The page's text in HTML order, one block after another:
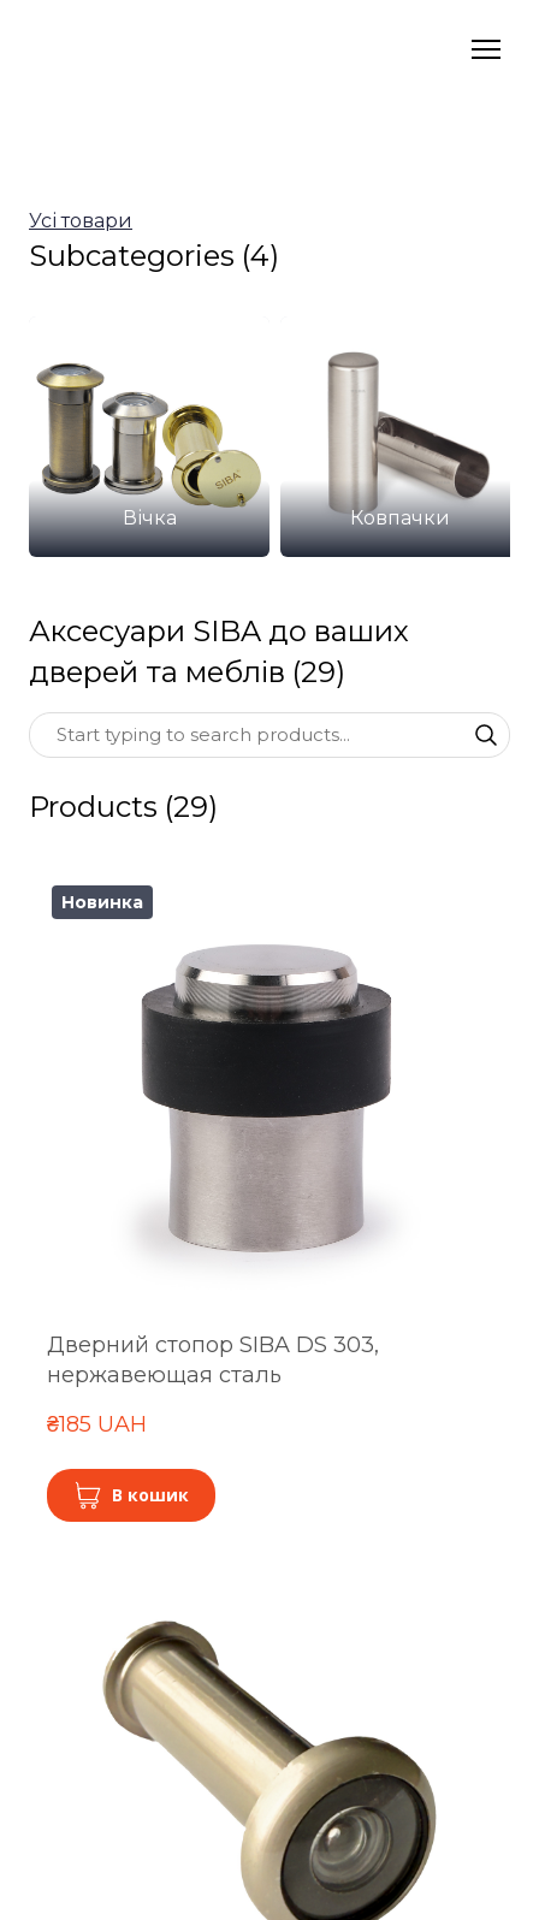
Усі товари
Subcategories (4)
Вічка Ковпачки
Аксесуари SIBA до ваших
дверей та меблів (29)
Products (29)
Новинка
Дверний стопор SIBA DS 303,
нержавеющая сталь
₴185 UAH
В кошик